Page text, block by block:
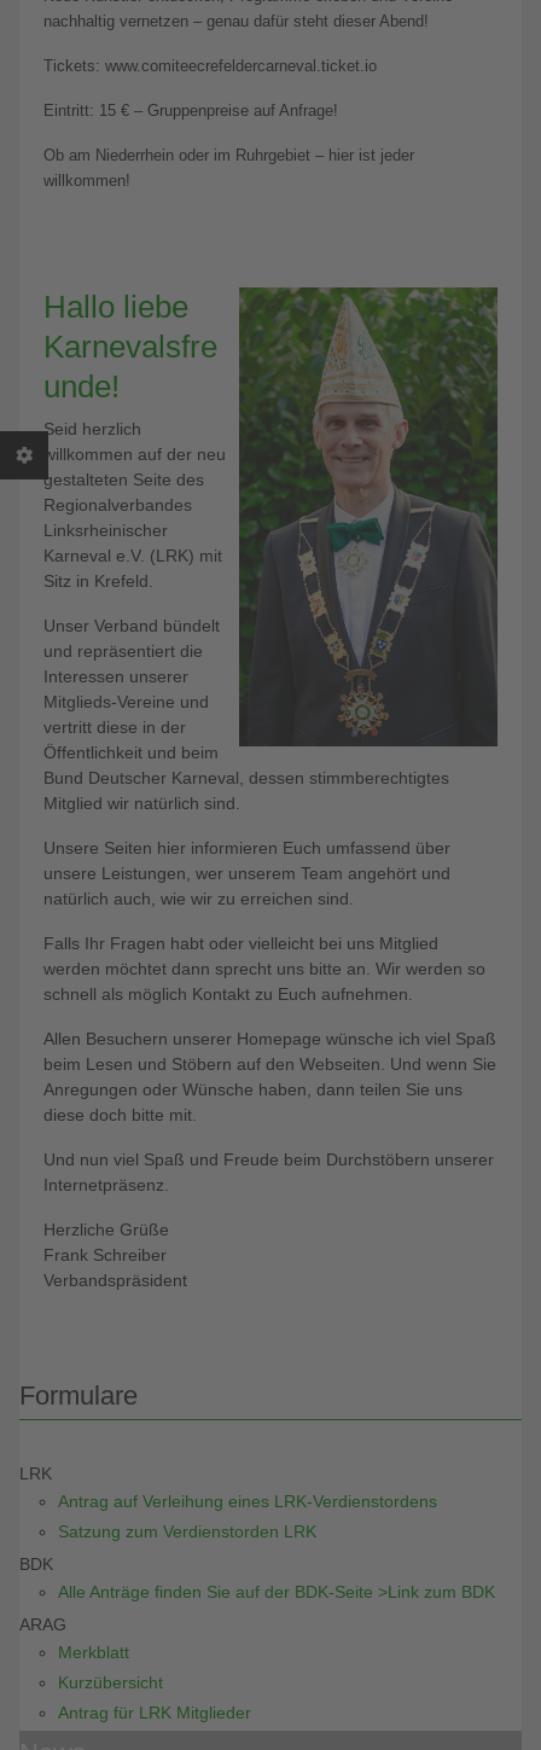
nachhaltig vernetzen – genau dafür steht dieser Abend!
Tickets: www.comiteecrefeldercarneval.ticket.io
Eintritt: 15 € – Gruppenpreise auf Anfrage!
Ob am Niederrhein oder im Ruhrgebiet – hier ist jeder
willkommen!
Hallo liebe
Karnevalsfre
unde!
Seid herzlich
willkommen auf der neu
gestalteten Seite des
Regionalverbandes
Linksrheinischer
Karneval e.V. (LRK) mit
Sitz in Krefeld.
Unser Verband bündelt
und repräsentiert die
Interessen unserer
Mitglieds-Vereine und
vertritt diese in der
Öffentlichkeit und beim
Bund Deutscher Karneval, dessen stimmberechtigtes
Mitglied wir natürlich sind.
Unsere Seiten hier informieren Euch umfassend über
unsere Leistungen, wer unserem Team angehört und
natürlich auch, wie wir zu erreichen sind.
Falls Ihr Fragen habt oder vielleicht bei uns Mitglied
werden möchtet dann sprecht uns bitte an. Wir werden so
schnell als möglich Kontakt zu Euch aufnehmen.
Allen Besuchern unserer Homepage wünsche ich viel Spaß
beim Lesen und Stöbern auf den Webseiten. Und wenn Sie
Anregungen oder Wünsche haben, dann teilen Sie uns
diese doch bitte mit.
Und nun viel Spaß und Freude beim Durchstöbern unserer
Internetpräsenz.
Herzliche Grüße
Frank Schreiber
Verbandspräsident
Formulare
LRK
Antrag auf Verleihung eines LRK-Verdienstordens
Satzung zum Verdienstorden LRK
BDK
Alle Anträge finden Sie auf der BDK-Seite >Link zum BDK
ARAG
Merkblatt
Kurzübersicht
Antrag für LRK Mitglieder